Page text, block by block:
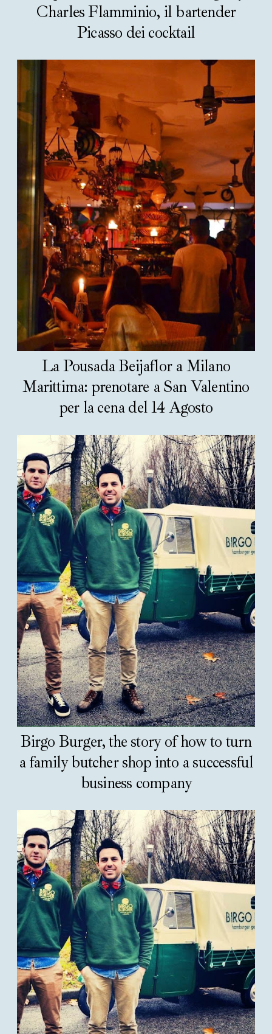
Charles Flamminio, il bartender
Picasso dei cocktail
La Pousada Beijaflor a Milano
Marittima: prenotare a San Valentino
per la cena del 14 Agosto
Birgo Burger, the story of how to turn
a family butcher shop into a successful
business company